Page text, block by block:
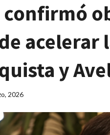
confirmó
acelerar
y
2026